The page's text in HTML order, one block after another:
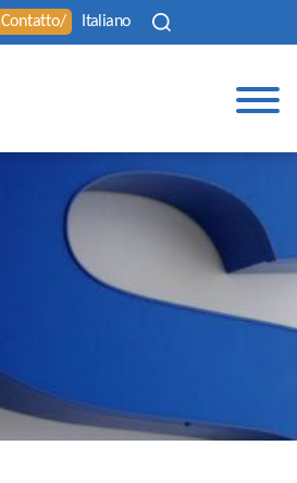
Contatto/ Italiano